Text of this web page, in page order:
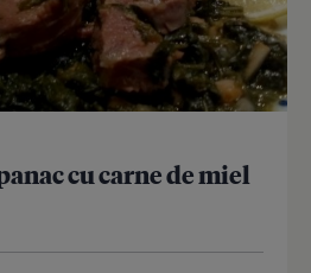
cu carne de miel